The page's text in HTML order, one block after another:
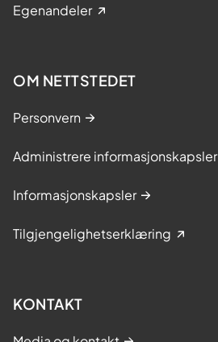
Egenandeler
OM NETTSTEDET
Personvern
Administrere informasjonskapsler
Informasjonskapsler
Tilgjengelighetserklæring
KONTAKT